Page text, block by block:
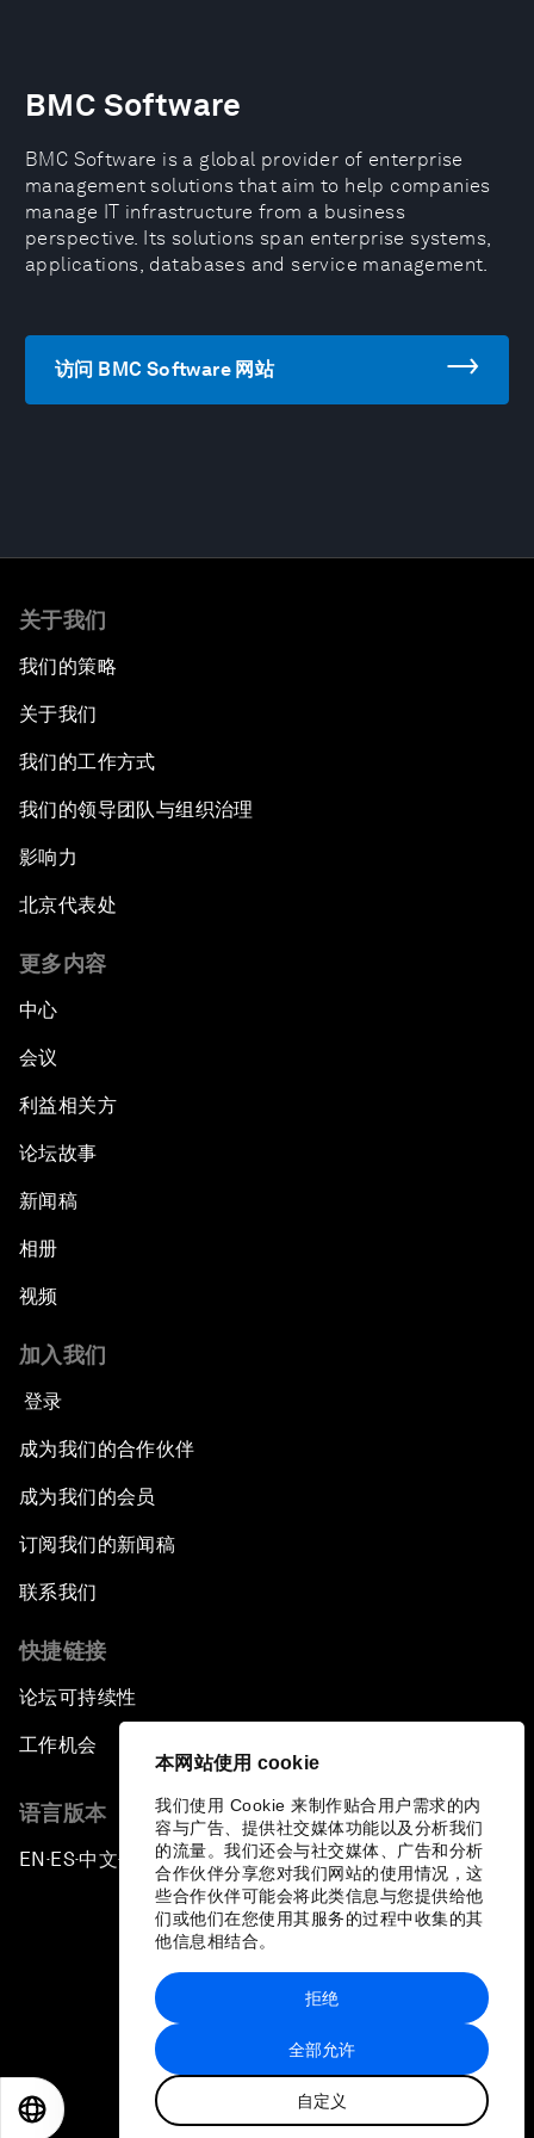
本网站使用 cookie
我们使用 Cookie 来制作贴合用户需求的内
容与广告、提供社交媒体功能以及分析我们
的流量。我们还会与社交媒体、广告和分析
合作伙伴分享您对我们网站的使用情况，这
些合作伙伴可能会将此类信息与您提供给他
们或他们在您使用其服务的过程中收集的其
他信息相结合。
全部允许
自定义
拒绝
BMC Software
BMC Software is a global provider of enterprise
management solutions that aim to help companies
manage IT infrastructure from a business
perspective. Its solutions span enterprise systems,
applications, databases and service management.
访问 BMC Software 网站
关于我们
我们的策略
关于我们
我们的工作方式
我们的领导团队与组织治理
影响力
北京代表处
更多内容
中心
会议
利益相关方
论坛故事
新闻稿
相册
视频
加入我们
登录
成为我们的合作伙伴
成为我们的会员
订阅我们的新闻稿
联系我们
快捷链接
论坛可持续性
工作机会
语言版本
EN ▪ES▪中文▪ 日本語
站点地图
世界经济论坛